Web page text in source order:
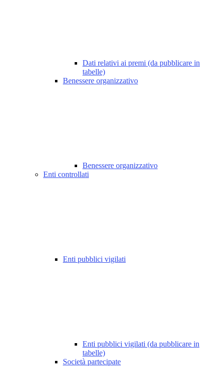
Dati relativi ai premi (da pubblicare in
tabelle)
Benessere organizzativo
Benessere organizzativo
Enti controllati
Enti pubblici vigilati
Enti pubblici vigilati (da pubblicare in
tabelle)
Società partecipate